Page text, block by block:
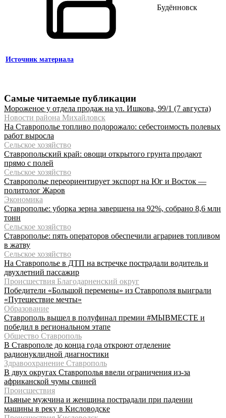
Будённовск
Источник материала
Самые читаемые публикации
Мороженое у отдела продаж на ул. Ишкова, 99/1 (7 августа)
Новости района Михайловск
На Ставрополье топливо подорожало: себестоимость полевых
работ выросла
Сельское хозяйство
Ставропольский край: овощи открытого грунта продают
прямо с полей
Сельское хозяйство
Ставрополье переориентирует экспорт на Юг и Восток —
политолог Жаров
Экономика
Ставрополье: уборка зерна завершена на 92%, собрано 8,6 млн
тонн
Сельское хозяйство
Ставрополье: пять операторов обеспечили аграриев топливом
в жатву
Сельское хозяйство
На Ставрополье в ДТП на встречке пострадали водитель и
двухлетний пассажир
Происшествия Благодарненский округ
Победители «Большой перемены» из Ставрополя выиграли
«Путешествие мечты»
Образование
Ставрополь вышел в полуфинал премии #МЫВМЕСТЕ и
победил в региональном этапе
Общество Ставрополь
В Ставрополе до конца года откроют отделение
радионуклидной диагностики
Здравоохранение Ставрополь
В двух округах Ставрополья ввели ограничения из-за
африканской чумы свиней
Происшествия
Пьяные мужчина и женщина пострадали при падении
машины в реку в Кисловодске